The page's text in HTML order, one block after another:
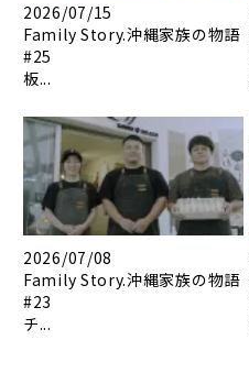
2026/07/15
Family Story.沖縄家族の物語
#25
板...
2026/07/08
Family Story.沖縄家族の物語
#23
チ...